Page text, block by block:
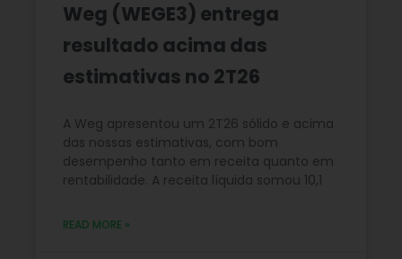
Weg (WEGE3) entrega
resultado acima das
estimativas no 2T26
A Weg apresentou um 2T26 sólido e acima
das nossas estimativas, com bom
desempenho tanto em receita quanto em
rentabilidade. A receita líquida somou 10,1
READ MORE »